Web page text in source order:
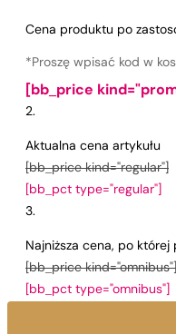
Cena produktu po
*Proszę wpisać kod w
[bb_price
Aktualna cena artykułu
[bb_price kind="regular"]
[bb_pct type="regular"]
Najniższa cena, po
[bb_price kind="omnibus"]
[bb_pct type="omnibus"]